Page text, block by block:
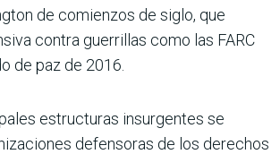
de comienzos de siglo, que
contra guerrillas como las FARC
de paz de 2016.
estructuras insurgentes se
defensoras de los derechos